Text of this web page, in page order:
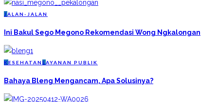
J ALAN-JALAN
Ini Bakul Sego Megono Rekomendasi Wong Ngkalongan
KESEHATAN L AYANAN PUBLIK
Bahaya Bleng Mengancam, Apa Solusinya?